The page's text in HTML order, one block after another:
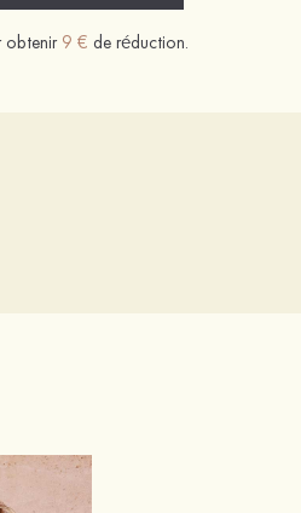
obtenir 9 € de réduction.